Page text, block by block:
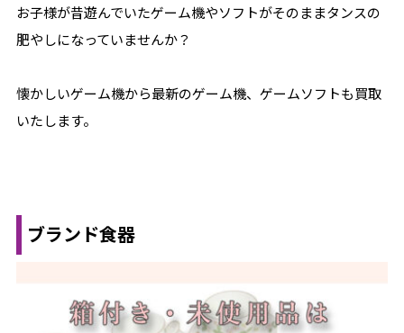
お子様が昔遊んでいたゲーム機やソフトがそのままタンスの
肥やしになっていませんか？
懐かしいゲーム機から最新のゲーム機、ゲームソフトも買取
いたします。
ブランド食器